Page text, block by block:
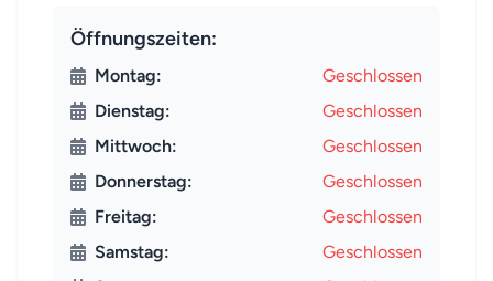
Öffnungszeiten:
Montag:
Geschlossen
Dienstag:
Geschlossen
Mittwoch:
Geschlossen
Donnerstag:
Geschlossen
Freitag:
Geschlossen
Samstag:
Geschlossen